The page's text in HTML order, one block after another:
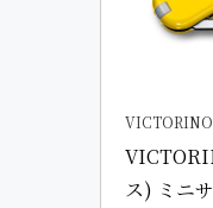
ス) ミニ